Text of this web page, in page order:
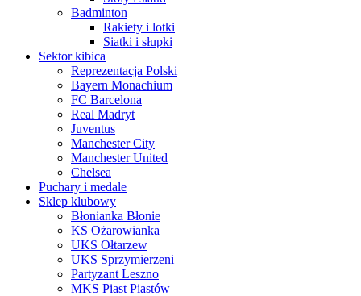
Badminton
Rakiety i lotki
Siatki i słupki
Sektor kibica
Reprezentacja Polski
Bayern Monachium
FC Barcelona
Real Madryt
Juventus
Manchester City
Manchester United
Chelsea
Puchary i medale
Sklep klubowy
Błonianka Błonie
KS Ożarowianka
UKS Ołtarzew
UKS Sprzymierzeni
Partyzant Leszno
MKS Piast Piastów